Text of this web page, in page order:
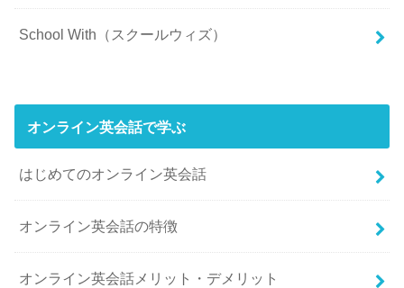
School With（スクールウィズ）
オンライン英会話で学ぶ
はじめてのオンライン英会話
オンライン英会話の特徴
オンライン英会話メリット・デメリット